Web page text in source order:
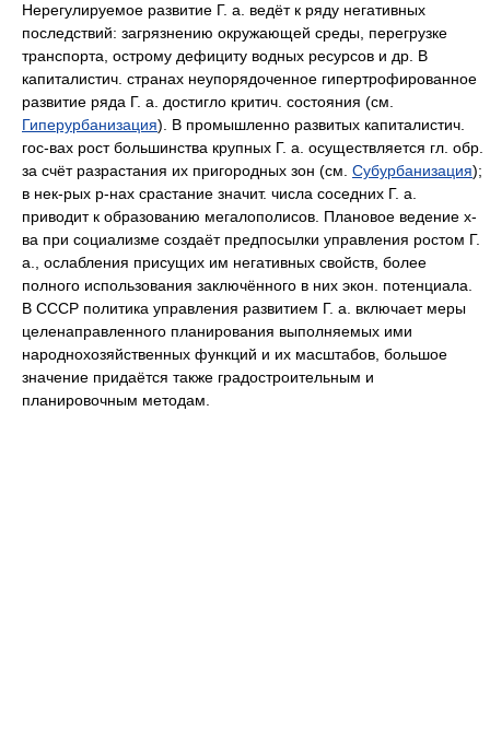
Нерегулируемое развитие Г. а. ведёт к ряду негативных
последствий: загрязнению окружающей среды, перегрузке
транспорта, острому дефициту водных ресурсов и др. В
капиталистич. странах неупорядоченное гипертрофированное
развитие ряда Г. а. достигло критич. состояния (см.
Гиперурбанизация). В промышленно развитых капиталистич.
гос-вах рост большинства крупных Г. а. осуществляется гл. обр.
за счёт разрастания их пригородных зон (см. Субурбанизация);
в нек-рых р-нах срастание значит. числа соседних Г. а.
приводит к образованию мегалополисов. Плановое ведение х-
ва при социализме создаёт предпосылки управления ростом Г.
а., ослабления присущих им негативных свойств, более
полного использования заключённого в них экон. потенциала.
В СССР политика управления развитием Г. а. включает меры
целенаправленного планирования выполняемых ими
народнохозяйственных функций и их масштабов, большое
значение придаётся также градостроительным и
планировочным методам.